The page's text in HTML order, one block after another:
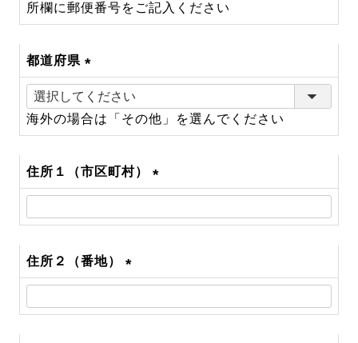
所欄に郵便番号をご記入ください
都道府県
(必
須)
海外の場合は「その他」を選んでください
住所１（市区町村）
(必
須)
住所２（番地）
(必
須)